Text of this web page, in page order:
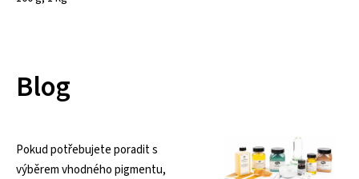
Blog
Pokud potřebujete poradit s
výběrem vhodného pigmentu,